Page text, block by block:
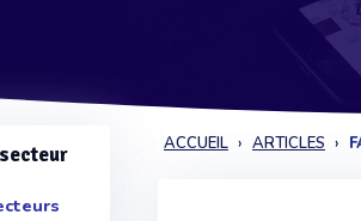
ACCUEIL ARTICLES